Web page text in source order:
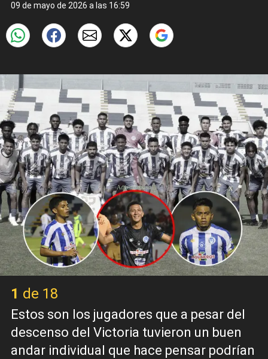
09 de mayo de 2026 a las 16:59
1 de 18
Estos son los jugadores que a pesar del
descenso del Victoria tuvieron un buen
andar individual que hace pensar podrían
X